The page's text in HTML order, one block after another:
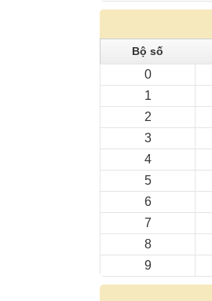
Bộ số
0
1
2
3
4
5
6
7
8
9